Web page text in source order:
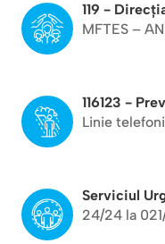
119 -
MFTES –
116123 -
Linie
Serviciul
24/24 la